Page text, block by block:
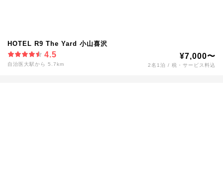
HOTEL R9 The Yard 小山喜沢
4.5
自治医大駅から 5.7km
¥7,000〜
2名1泊 / 税・サービス料込